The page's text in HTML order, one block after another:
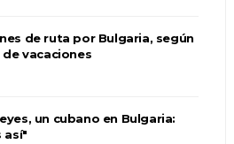
de ruta por Bulgaria, según
de vacaciones
un cubano en Bulgaria:
así"